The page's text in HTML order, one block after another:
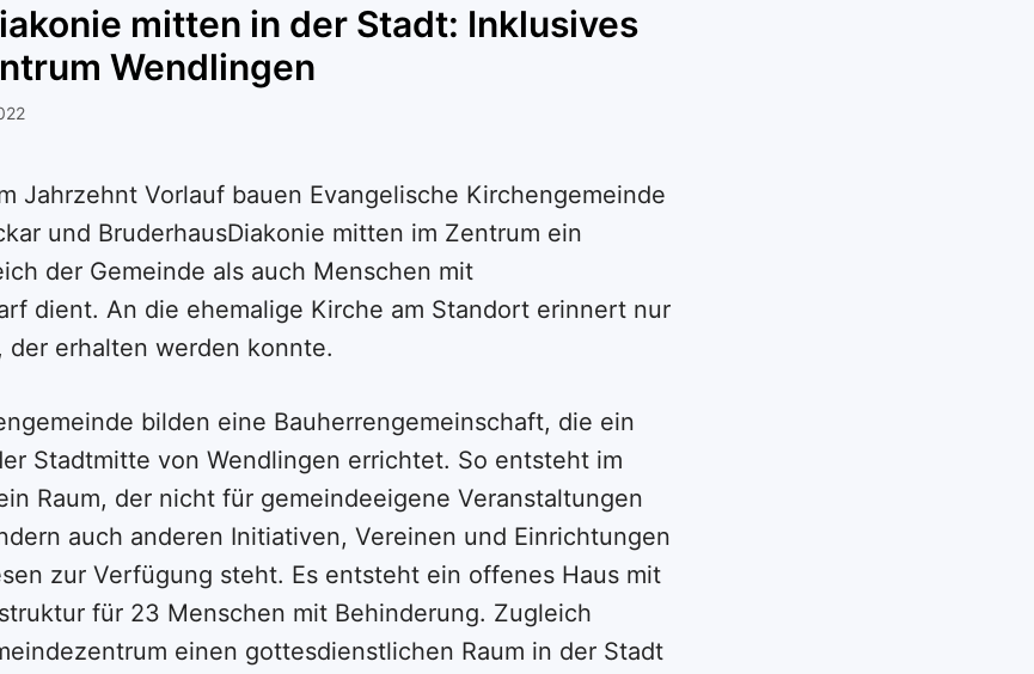
mitten in der Stadt: Inklusives
Wendlingen
Jahrzehnt Vorlauf bauen Evangelische Kirchengemeinde
und BruderhausDiakonie mitten im Zentrum ein
der Gemeinde als auch Menschen mit
dient. An die ehemalige Kirche am Standort erinnert nur
der erhalten werden konnte.
bilden eine Bauherrengemeinschaft, die ein
Stadtmitte von Wendlingen errichtet. So entsteht im
Raum, der nicht für gemeindeeigene Veranstaltungen
auch anderen Initiativen, Vereinen und Einrichtungen
zur Verfügung steht. Es entsteht ein offenes Haus mit
für 23 Menschen mit Behinderung. Zugleich
einen gottesdienstlichen Raum in der Stadt